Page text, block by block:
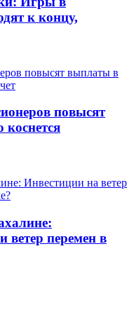
к концу,
повысят
коснется
ветер перемен в